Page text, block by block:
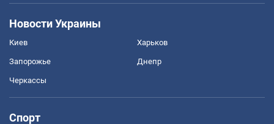
Новости Украины
Киев Харьков
Запорожье Днепр
Черкассы
Спорт